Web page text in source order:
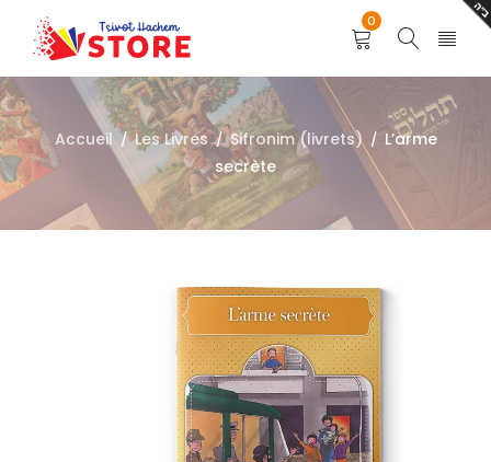
0
Accueil / Les Livres / Sifronim (livrets) / L’arme
secrète